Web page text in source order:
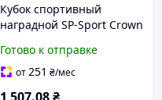
Кубок спортивный
наградной SP-Sport Crown
h-45см,b-22см,d
чаши-13см, цвета в
Готово к отправке
от251 ₴/мес